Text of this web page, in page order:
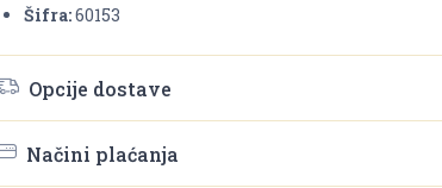
Šifra:60153
Opcije dostave
Načini plaćanja